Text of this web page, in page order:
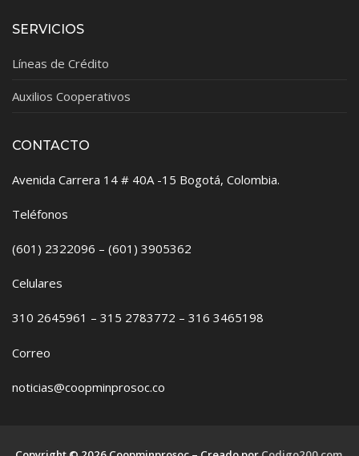
SERVICIOS
Líneas de Crédito
Auxilios Cooperativos
CONTACTO
Avenida Carrera 14 # 40A -15 Bogotá, Colombia.
Teléfonos
(601) 2322096 – (601) 3905362
Celulares
310 2645961 – 315 2783772 – 316 3465198
Correo
noticias@coopminprosoc.co